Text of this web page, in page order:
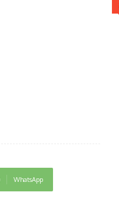
WhatsApp